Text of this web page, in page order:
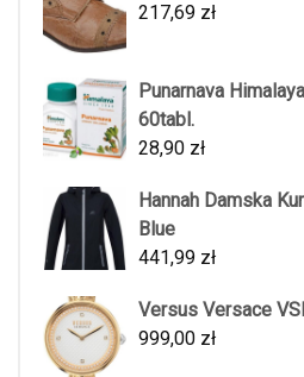
217,69 zł
Punarnava
60tabl.
28,90 zł
Hannah Damska
Blue
441,99 zł
Versus Versace
999,00 zł